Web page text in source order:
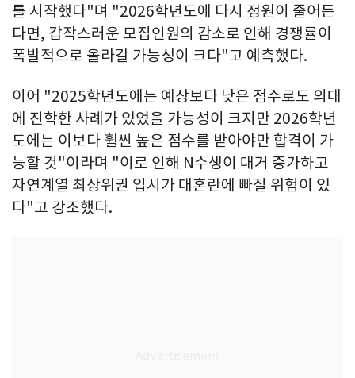
를 시작했다"며 "2026학년도에 다시 정원이 줄어든
다면, 갑작스러운 모집인원의 감소로 인해 경쟁률이
폭발적으로 올라갈 가능성이 크다"고 예측했다.
이어 "2025학년도에는 예상보다 낮은 점수로도 의대
에 진학한 사례가 있었을 가능성이 크지만 2026학년
도에는 이보다 훨씬 높은 점수를 받아야만 합격이 가
능할 것"이라며 "이로 인해 N수생이 대거 증가하고
자연계열 최상위권 입시가 대혼란에 빠질 위험이 있
다"고 강조했다.